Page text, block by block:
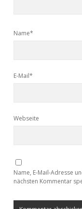
Name*
E-Mail*
Webseite
Name, E-Mail-Adresse
nächsten Kommentar